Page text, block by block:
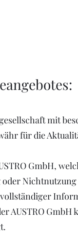
mit
für die
GmbH,
AUSTRO